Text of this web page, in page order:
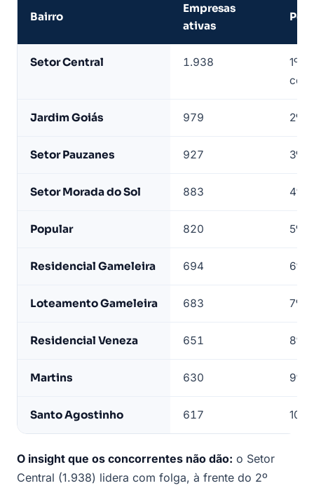
por
LeadJet
Bairro
Empresas
ativas
Setor Central 1.938
1º
Jardim Goiás 979 2º
Setor Pauzanes 927 3º
Setor Morada do Sol 883 4º
Popular 820 5º
Residencial Gameleira 694 6º
Loteamento Gameleira 683 7º
Residencial Veneza 651 8º
Martins 630 9º
Santo Agostinho 617 10º
O insight que os concorrentes não dão: o Setor
Central (1.938) lidera com folga, à frente do 2º